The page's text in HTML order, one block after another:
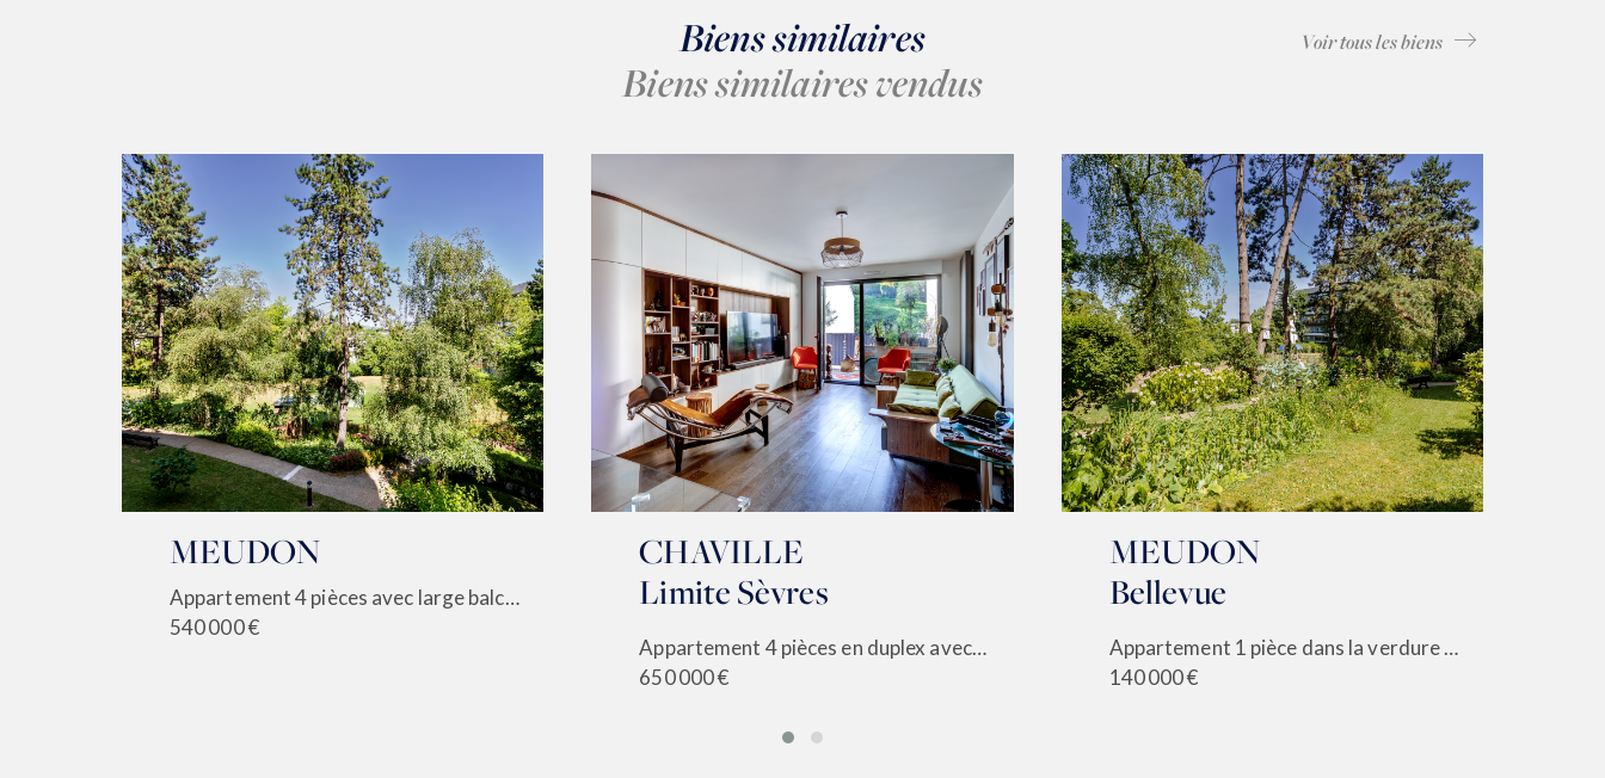
Biens similaires
Biens similaires vendus
MEUDON
Appartement 4 pièces avec large balcon
540 000 €
CHAVILLE
Limite Sèvres
Appartement 4 pièces en duplex avec balcons
650 000 €
MEUDON
Bellevue
Appartement 1 pièce dans la verdure à rénover
140 000 €
Voir tous les biens